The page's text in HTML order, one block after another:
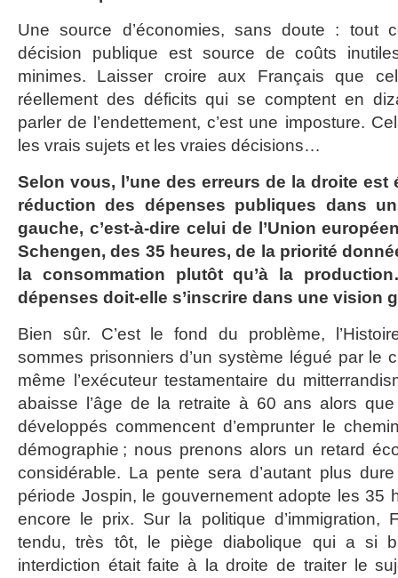
Une source d’économies, sans doute : tout
décision publique est source de coûts
minimes. Laisser croire aux Français que
réellement des déficits qui se comptent en
parler de l’endettement, c’est une imposture.
les vrais sujets et les vraies décisions…
Selon vous, l’une des erreurs de la droite est
réduction des dépenses publiques dans
gauche, c’est-à-dire celui de l’Union
Schengen, des 35 heures, de la priorité
la consommation plutôt qu’à la
dépenses doit-elle s’inscrire dans une vision
Bien sûr. C’est le fond du problème,
sommes prisonniers d’un système légué par le
même l’exécuteur testamentaire du
abaisse l’âge de la retraite à 60 ans alors
développés commencent d’emprunter le
démographie ; nous prenons alors un retard
considérable. La pente sera d’autant plus
période Jospin, le gouvernement adopte les 35
encore le prix. Sur la politique d’immigration,
tendu, très tôt, le piège diabolique qui a si
interdiction était faite à la droite de traiter le